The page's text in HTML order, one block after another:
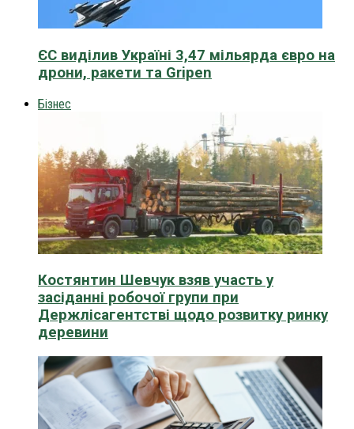
ЄС виділив Україні 3,47 мільярда євро на
дрони, ракети та Gripen
Бізнес
Костянтин Шевчук взяв участь у
засіданні робочої групи при
Держлісагентстві щодо розвитку ринку
деревини